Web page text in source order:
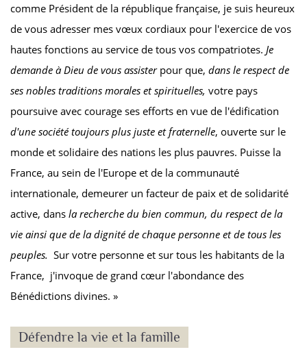
comme Président de la république française, je suis heureux
de vous adresser mes vœux cordiaux pour l'exercice de vos
hautes fonctions au service de tous vos compatriotes. Je
demande à Dieu de vous assisterpour que, dans le respect de
ses nobles traditions morales et spirituelles, votre pays
poursuive avec courage ses efforts en vue de l'édification
d'une société toujours plus juste et fraternelle, ouverte sur le
monde et solidaire des nations les plus pauvres. Puisse la
France, au sein de l'Europe et de la communauté
internationale, demeurer un facteur de paix et de solidarité
active, dans la recherche du bien commun, du respect de la
vie ainsi que de la dignité de chaque personne et de tous les
peuples. Sur votre personne et sur tous les habitants de la
France, j'invoque de grand cœur l'abondance des
Bénédictions divines. »
Défendre la vie et la famille